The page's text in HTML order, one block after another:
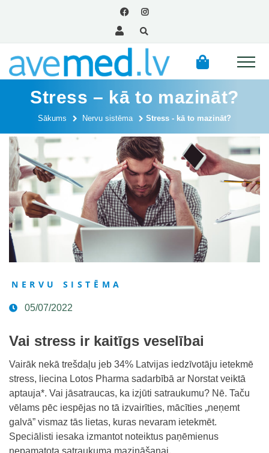
Stress – kā to mazināt?
Sākums Nervu sistēma Stress - kā to mazināt?
NERVU SISTĒMA
05/07/2022
Vai stress ir kaitīgs veselībai
Vairāk nekā trešdaļu jeb 34% Latvijas iedzīvotāju ietekmē
stress, liecina Lotos Pharma sadarbībā ar Norstat veiktā
aptauja*. Vai jāsatraucas, ka izjūti satraukumu? Nē. Taču
vēlams pēc iespējas no tā izvairīties, mācīties „neņemt
galvā” vismaz tās lietas, kuras nevaram ietekmēt.
Speciālisti iesaka izmantot noteiktus paņēmienus